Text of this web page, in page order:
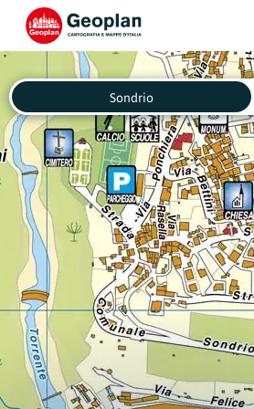
Sondrio